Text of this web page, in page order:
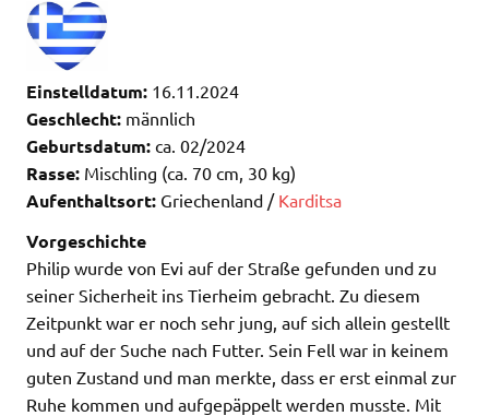
Einstelldatum: 16.11.2024
Geschlecht: männlich
Geburtsdatum: ca. 02/2024
Rasse: Mischling (ca. 70 cm, 30 kg)
Aufenthaltsort: Griechenland / Karditsa
Vorgeschichte
Philip wurde von Evi auf der Straße gefunden und zu
seiner Sicherheit ins Tierheim gebracht. Zu diesem
Zeitpunkt war er noch sehr jung, auf sich allein gestellt
und auf der Suche nach Futter. Sein Fell war in keinem
guten Zustand und man merkte, dass er erst einmal zur
Ruhe kommen und aufgepäppelt werden musste. Mit